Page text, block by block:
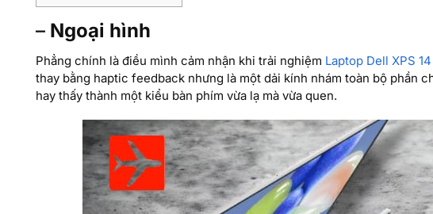
– Ngoại hình
Phẳng chính là điều mình cảm nhận khi trải nghiệm Laptop Dell XPS
thay bằng haptic feedback nhưng là một dải kính nhám toàn bộ phần
hay thấy thành một kiểu bàn phím vừa lạ mà vừa quen.